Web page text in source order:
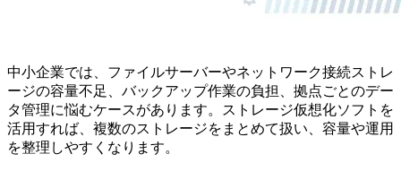
中小企業では、ファイルサーバーやネットワーク接続ストレ
ージの容量不足、バックアップ作業の負担、拠点ごとのデー
タ管理に悩むケースがあります。ストレージ仮想化ソフトを
活用すれば、複数のストレージをまとめて扱い、容量や運用
を整理しやすくなります。